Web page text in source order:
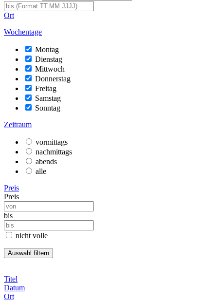
Ort
Wochentage
Montag
Dienstag
Mittwoch
Donnerstag
Freitag
Samstag
Sonntag
Zeitraum
vormittags
nachmittags
abends
alle
Preis
Preis
bis
nicht volle
Titel
Datum
Ort